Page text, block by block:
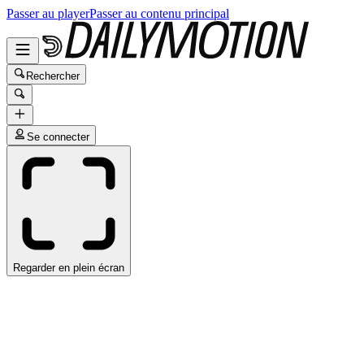
Passer au playerPasser au contenu principal
Rechercher
Se connecter
Regarder en plein écran